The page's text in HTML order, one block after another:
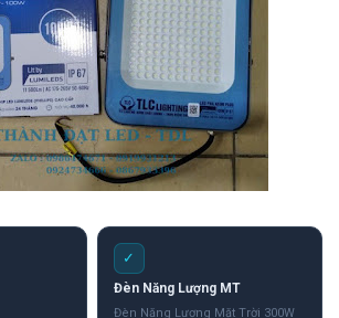
✓
Đèn Năng Lượng MT
Đèn Năng Lượng Mặt Trời 300W